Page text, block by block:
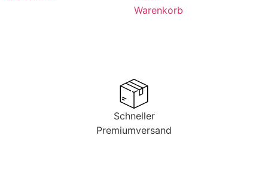
Warenkorb
Schneller
Premiumversand